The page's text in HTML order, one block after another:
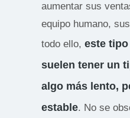
aumentar sus
equipo humano,
todo ello, este
suelen tener un
algo más lento,
estable. No se